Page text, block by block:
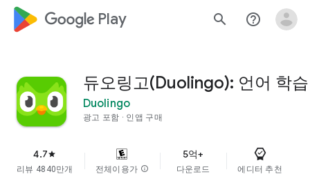
google_logo Play search help_outline
듀오링고(Duolingo): 언어 학습
Duolingo
광고 포함 인앱 구매
4.7star
리뷰 4840만개 전체이용가 info
5억+
다운로드 에디터 추천